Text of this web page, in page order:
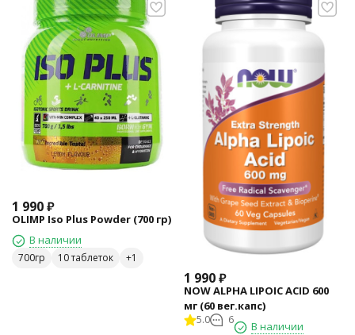
1 990₽
OLIMP Iso Plus Powder (700 гр)
В наличии
700гр 10 таблеток
1 990 ₽
NOW ALPHA LIPOIC ACID 600
мг (60 вег.капс)
5.0 6 В наличии